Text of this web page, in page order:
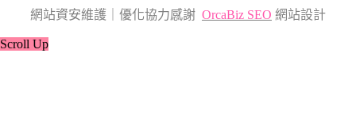
網站資安維護｜優化協力感謝 OrcaBiz SEO 網站設計
Scroll Up